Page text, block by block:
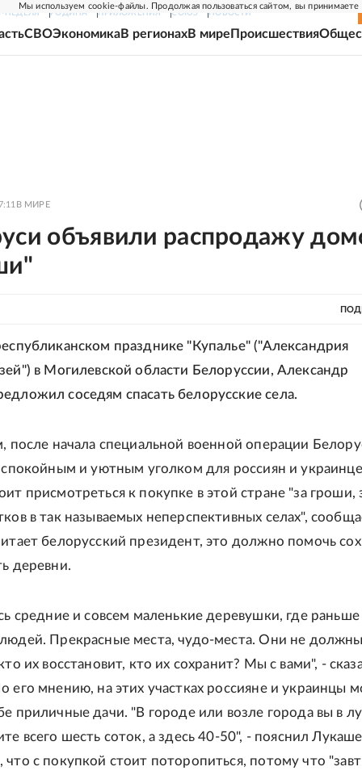
Мы используем cookie-файлы. Продолжая пользоваться сайтом, вы принимаете
НЕДЕЛЯ РОДИНА ПРИЛОЖЕНИЯ СОЮЗ НОВОСТИ
СВОЭкономикаВ регионахВ мире Происшествия
В МИРЕ
объявили распродажу
празднике "Купалье" ("Александрия
в Могилевской области Белоруссии, Александр
соседям спасать белорусские села.
после начала специальной военной операции
спокойным и уютным уголком для россиян и
присмотреться к покупке в этой стране "за гроши,
в так называемых неперспективных селах",
белорусский президент, это должно помочь
деревни.
средние и совсем маленькие деревушки, где
Прекрасные места, чудо-места. Они не
их восстановит, кто их сохранит? Мы с вами", -
его мнению, на этих участках россияне и украинцы
приличные дачи. "В городе или возле города вы в
всего шесть соток, а здесь 40-50", - пояснил
с покупкой стоит поторопиться, потому что